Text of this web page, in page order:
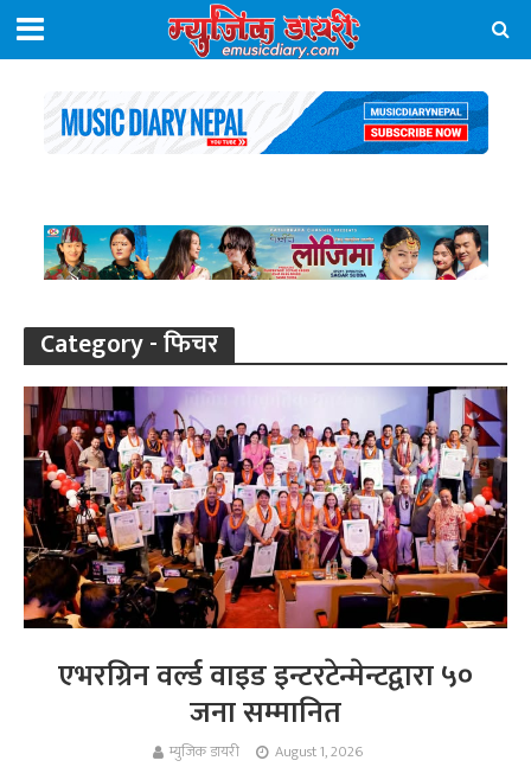
Category - फिचर
एभरग्रिन वर्ल्ड वाइड इन्टरटेन्मेन्टद्वारा ५०
जना सम्मानित
म्युजिक डायरी August 1, 2026